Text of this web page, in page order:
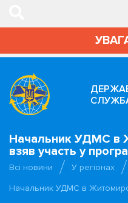
Начальник УДМС в
взяв участь у
Всі новини
У регіонах
Начальник УДМС в